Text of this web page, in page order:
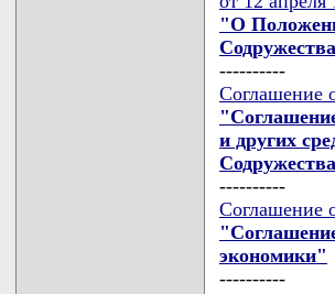
"О
----------
Соглашение
и других
----------
Соглашение
экономики"
----------